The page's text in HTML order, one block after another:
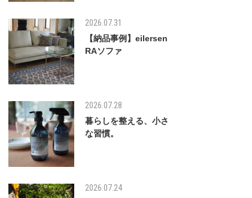
2026.07.31
【納品事例】eilersen
RAソファ
2026.07.28
暮らしを整える、小さ
な習慣。
2026.07.24